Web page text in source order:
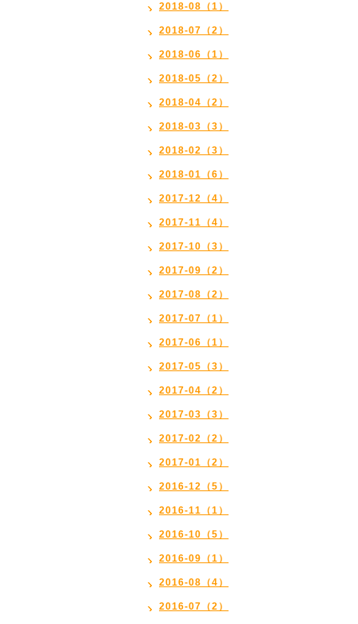
2018-08（1）
2018-07（2）
2018-06（1）
2018-05（2）
2018-04（2）
2018-03（3）
2018-02（3）
2018-01（6）
2017-12（4）
2017-11（4）
2017-10（3）
2017-09（2）
2017-08（2）
2017-07（1）
2017-06（1）
2017-05（3）
2017-04（2）
2017-03（3）
2017-02（2）
2017-01（2）
2016-12（5）
2016-11（1）
2016-10（5）
2016-09（1）
2016-08（4）
2016-07（2）